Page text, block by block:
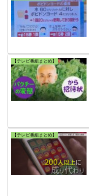
【テレビ番組まとめ】
【テレビ番組まとめ】